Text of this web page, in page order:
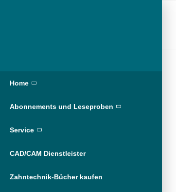
Home
Abonnements und Leseproben
Service
CAD/CAM Dienstleister
Zahntechnik-Bücher kaufen